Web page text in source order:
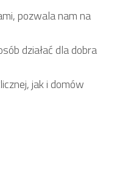
pozwala nam na
działać dla dobra
jak i domów